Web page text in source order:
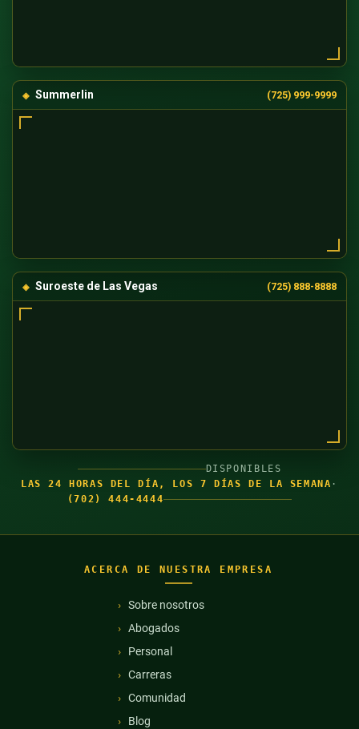
Summerlin (725) 999-9999
Suroeste de Las Vegas (725) 888-8888
DISPONIBLES
LAS 24 HORAS DEL DÍA, LOS 7 DÍAS DE LA SEMANA ·
(702) 444-4444
ACERCA DE NUESTRA EMPRESA
Sobre nosotros
Abogados
Personal
Carreras
Comunidad
Blog